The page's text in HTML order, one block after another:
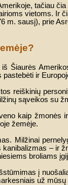
tačiau
vietoms. Ir
m. sausį), prie
Šiaurės
pastebėti ir
reiškinių
sąveikos su
kaip žmonės
žemėje.
Milžinai
– ir
broliams
į
už